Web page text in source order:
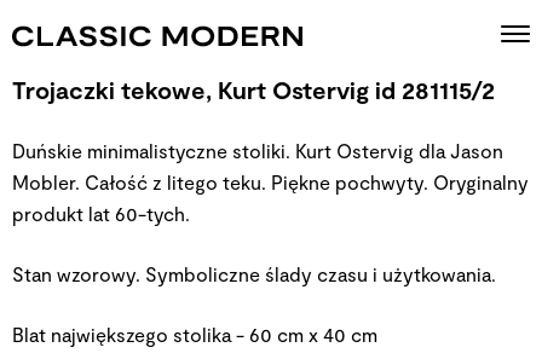
Trojaczki tekowe, Kurt Ostervig id 281115/2
Duńskie minimalistyczne stoliki. Kurt Ostervig dla Jason
Mobler. Całość z litego teku. Piękne pochwyty. Oryginalny
produkt lat 60-tych.
Stan wzorowy. Symboliczne ślady czasu i użytkowania.
Blat największego stolika - 60 cm x 40 cm